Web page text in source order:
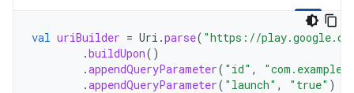
val uriBuilder = Uri .parse( "https://
.buildUpon()
.appendQueryParameter( "id" ,
.appendQueryParameter( "launch" , "true" )